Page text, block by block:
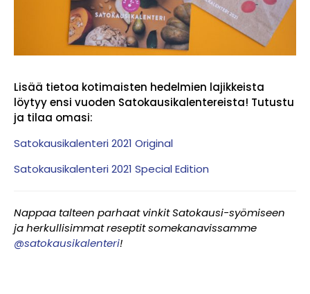
Lisää tietoa kotimaisten hedelmien lajikkeista
löytyy ensi vuoden Satokausikalentereista! Tutustu
ja tilaa omasi:
Satokausikalenteri 2021 Original
Satokausikalenteri 2021 Special Edition
Nappaa talteen parhaat vinkit Satokausi-syömiseen
ja herkullisimmat reseptit somekanavissamme
@satokausikalenteri!